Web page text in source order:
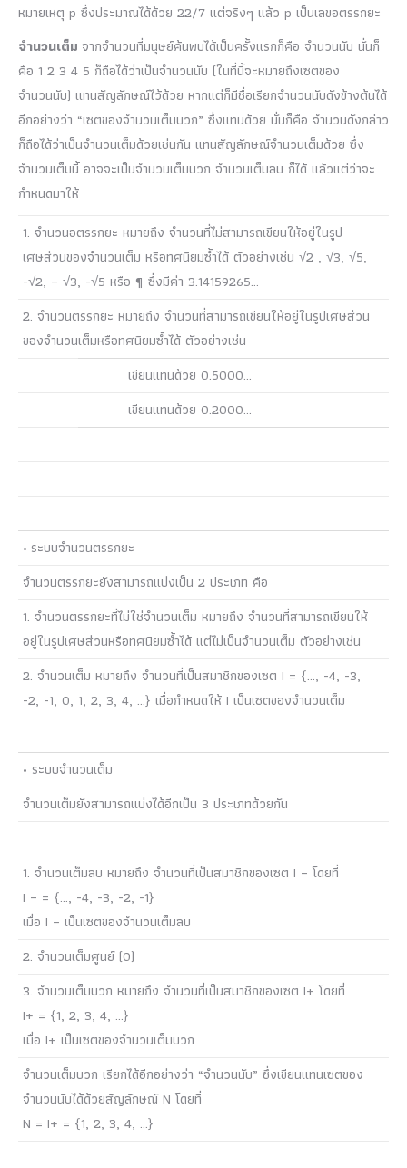
หมายเหตุ p ซึ่งประมาณได้ด้วย 22/7 แต่จริงๆ แล้ว p เป็นเลขอตรรกยะ
จำนวนเต็ม จากจำนวนที่มนุษย์ค้นพบได้เป็นครั้งแรกก็คือ จำนวนนับ นั่นก็
คือ 1 2 3 4 5 ก็ถือได้ว่าเป็นจำนวนนับ (ในที่นี้จะหมายถึงเซตของ
จำนวนนับ) แทนสัญลักษณ์ไว้ด้วย หากแต่ก็มีชื่อเรียกจำนวนนับดังข้างต้นได้
อีกอย่างว่า “เซตของจำนวนเต็มบวก” ซึ่งแทนด้วย นั่นก็คือ จำนวนดังกล่าว
ก็ถือได้ว่าเป็นจำนวนเต็มด้วยเช่นกัน แทนสัญลักษณ์จำนวนเต็มด้วย ซึ่ง
จำนวนเต็มนี้ อาจจะเป็นจำนวนเต็มบวก จำนวนเต็มลบ ก็ได้ แล้วแต่ว่าจะ
กำหนดมาให้
1. จำนวนอตรรกยะ หมายถึง จำนวนที่ไม่สามารถเขียนให้อยู่ในรูป
เศษส่วนของจำนวนเต็ม หรือทศนิยมซ้ำได้ ตัวอย่างเช่น √2 , √3, √5,
-√2, – √3, -√5 หรือ ¶ ซึ่งมีค่า 3.14159265…
2. จำนวนตรรกยะ หมายถึง จำนวนที่สามารถเขียนให้อยู่ในรูปเศษส่วน
ของจำนวนเต็มหรือทศนิยมซ้ำได้ ตัวอย่างเช่น
เขียนแทนด้วย 0.5000…
เขียนแทนด้วย 0.2000…
• ระบบจำนวนตรรกยะ
จำนวนตรรกยะยังสามารถแบ่งเป็น 2 ประเภท คือ
1. จำนวนตรรกยะที่ไม่ใช่จำนวนเต็ม หมายถึง จำนวนที่สามารถเขียนให้
อยู่ในรูปเศษส่วนหรือทศนิยมซ้ำได้ แต่ไม่เป็นจำนวนเต็ม ตัวอย่างเช่น
2. จำนวนเต็ม หมายถึง จำนวนที่เป็นสมาชิกของเซต I = {…, -4, -3,
-2, -1, 0, 1, 2, 3, 4, …} เมื่อกำหนดให้ I เป็นเซตของจำนวนเต็ม
• ระบบจำนวนเต็ม
จำนวนเต็มยังสามารถแบ่งได้อีกเป็น 3 ประเภทด้วยกัน
1. จำนวนเต็มลบ หมายถึง จำนวนที่เป็นสมาชิกของเซต I – โดยที่
I – = {…, -4, -3, -2, -1}
เมื่อ I – เป็นเซตของจำนวนเต็มลบ
2. จำนวนเต็มศูนย์ (0)
3. จำนวนเต็มบวก หมายถึง จำนวนที่เป็นสมาชิกของเซต I+ โดยที่
I+ = {1, 2, 3, 4, …}
เมื่อ I+ เป็นเซตของจำนวนเต็มบวก
จำนวนเต็มบวก เรียกได้อีกอย่างว่า “จำนวนนับ” ซึ่งเขียนแทนเซตของ
จำนวนนับได้ด้วยสัญลักษณ์ N โดยที่
N = I+ = {1, 2, 3, 4, …}